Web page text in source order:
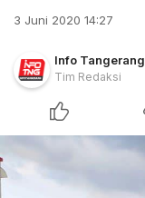
3 Juni 2020 14:27
Info Tangerang
Tim Redaksi